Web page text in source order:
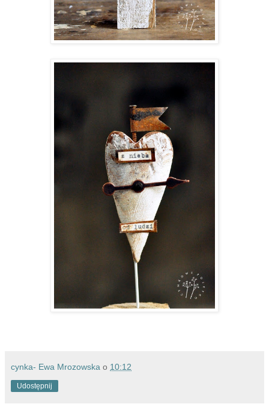
cynka- Ewa Mrozowska o 10:12
Udostępnij